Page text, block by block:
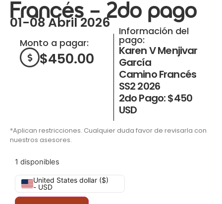
Francés – 2do pago
01-08 Abril 2026
Monto a pagar:
$450.00
Información del
pago:
Karen V Menjivar
García
Camino Francés
SS2 2026
2do Pago: $450
USD
*Aplican restricciones. Cualquier duda favor de revisarla con
nuestros asesores.
1 disponibles
United States dollar ($)
- USD